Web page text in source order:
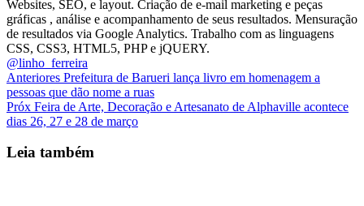
Websites, SEO, e layout. Criação de e-mail marketing e peças
gráficas , análise e acompanhamento de seus resultados. Mensuração
de resultados via Google Analytics. Trabalho com as linguagens
CSS, CSS3, HTML5, PHP e jQUERY.
@linho_ferreira
Anteriores Prefeitura de Barueri lança livro em homenagem a
pessoas que dão nome a ruas
Próx Feira de Arte, Decoração e Artesanato de Alphaville acontece
dias 26, 27 e 28 de março
Leia também